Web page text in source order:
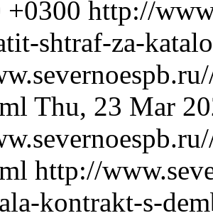
+0300 http://
shtraf-za-
Thu, 23 Mar
http://
kontrakt-s-